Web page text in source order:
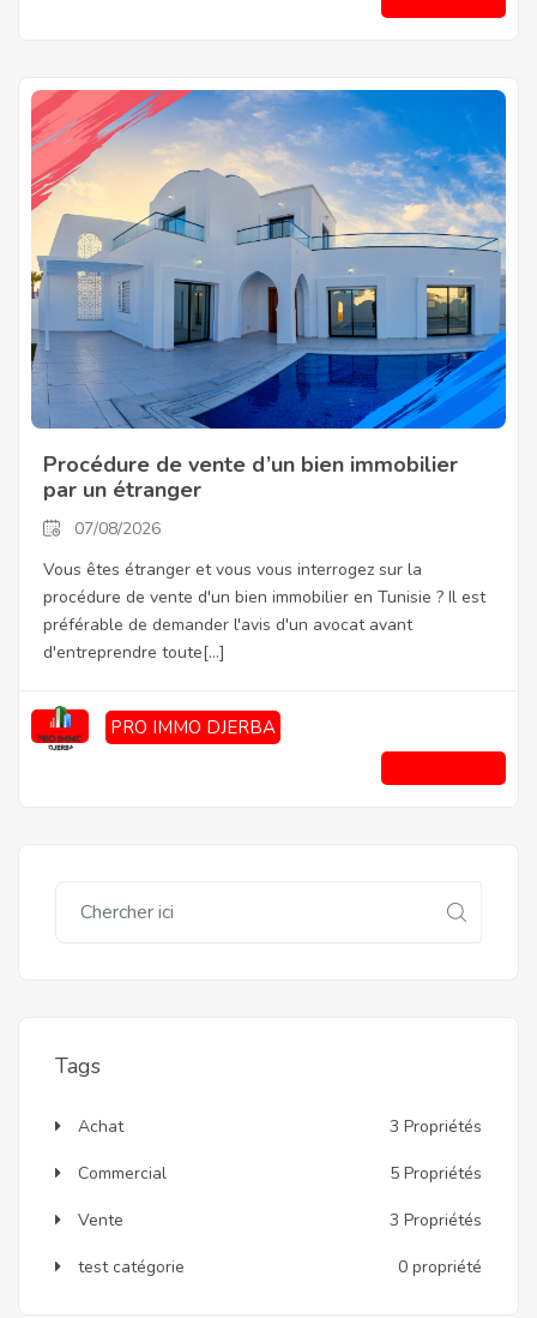
Procédure de vente d’un bien immobilier
par un étranger
07/08/2026
Vous êtes étranger et vous vous interrogez sur la
procédure de vente d'un bien immobilier en Tunisie ? Il est
préférable de demander l'avis d'un avocat avant
d'entreprendre toute[...]
PRO IMMO DJERBA
Tags
Achat 3 Propriétés
Commercial 5 Propriétés
Vente 3 Propriétés
test catégorie 0 propriété